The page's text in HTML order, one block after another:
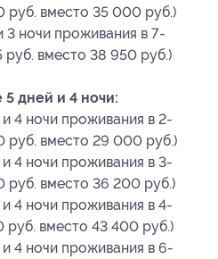
руб. вместо 35 000 руб.)
3 ночи проживания в 7-
вместо 38 950 руб.)
дней и 4 ночи:
4 ночи проживания в 2-
руб. вместо 29 000 руб.)
4 ночи проживания в 3-
вместо 36 200 руб.)
4 ночи проживания в 4-
вместо 43 400 руб.)
4 ночи проживания в 6-